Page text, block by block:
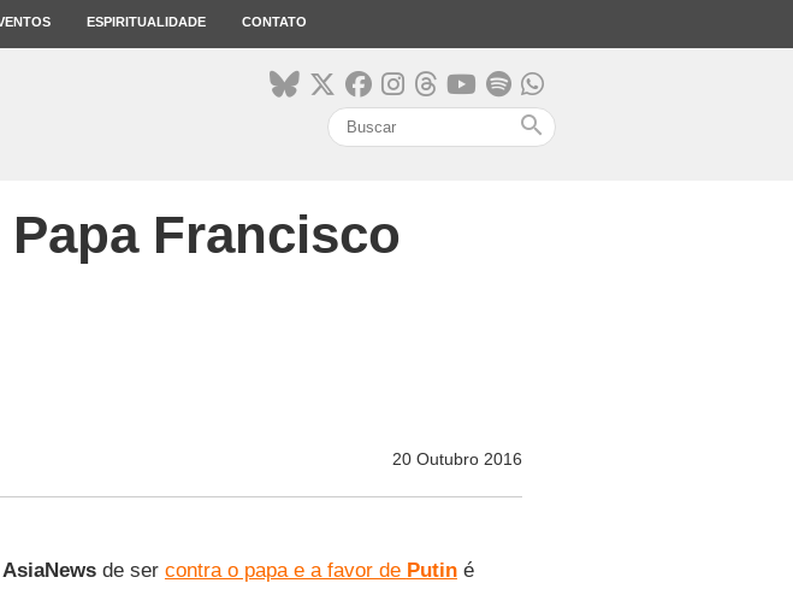
ESPIRITUALIDADE CONTATO
search
Francisco
20 Outubro 2016
AsiaNewsde ser contra o papa e a favor de Putiné